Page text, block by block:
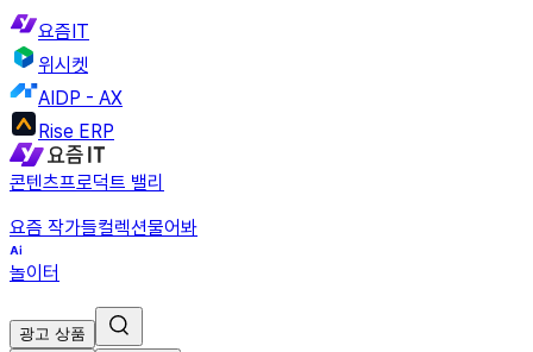
요즘IT
위시켓
AIDP - AX
Rise ERP
콘텐츠프로덕트 밸리
요즘 작가들컬렉션물어봐
놀이터
광고 상품